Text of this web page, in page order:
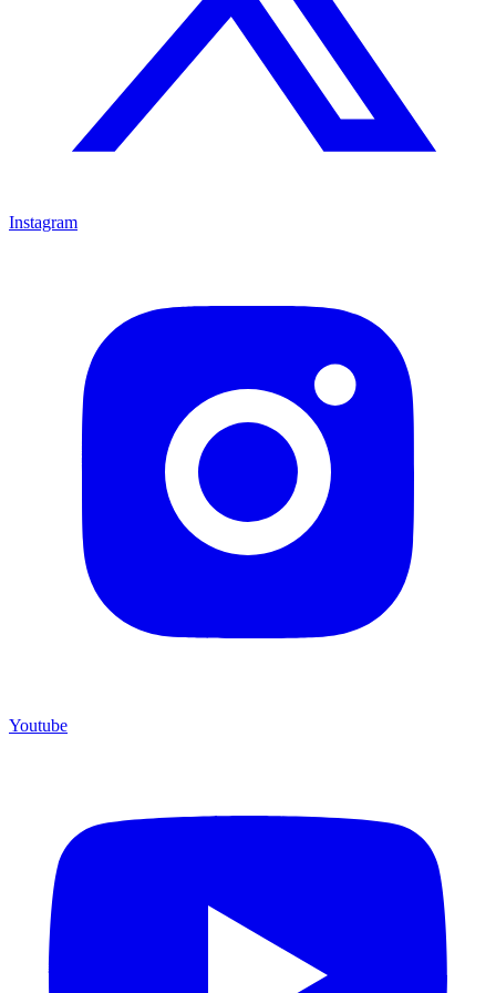
Instagram
Youtube